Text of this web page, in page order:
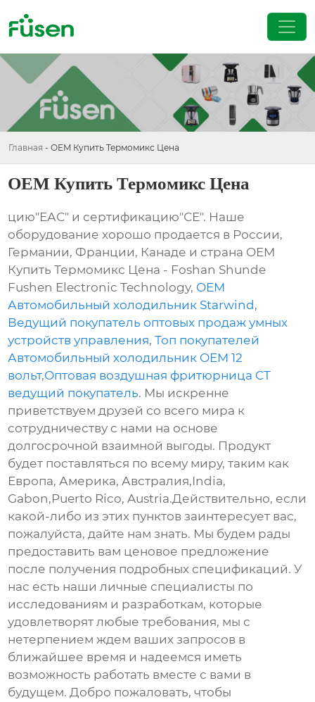
Главная - OEM Купить Термомикс Цена
OEM Купить Термомикс Цена
цию"ЕАС" и сертификацию"СЕ". Наше
оборудование хорошо продается в России,
Германии, Франции, Канаде и страна OEM
Купить Термомикс Цена - Foshan Shunde
Fushen Electronic Technology, OEM
Автомобильный холодильник Starwind ,
Ведущий покупатель оптовых продаж умных
устройств управления,Топ покупателей
Автомобильный холодильник OEM 12
вольт,Оптовая воздушная фритюрница CT
ведущий покупатель. Мы искренне
приветствуем друзей со всего мира к
сотрудничеству с нами на основе
долгосрочной взаимной выгоды. Продукт
будет поставляться по всему миру, таким как
Европа, Америка, Австралия,India,
Gabon,Puerto Rico, Austria.Действительно, если
какой-либо из этих пунктов заинтересует вас,
пожалуйста, дайте нам знать. Мы будем рады
предоставить вам ценовое предложение
после получения подробных спецификаций. У
нас есть наши личные специалисты по
исследованиям и разработкам, которые
удовлетворят любые требования, мы с
нетерпением ждем ваших запросов в
ближайшее время и надеемся иметь
возможность работать вместе с вами в
будущем. Добро пожаловать, чтобы